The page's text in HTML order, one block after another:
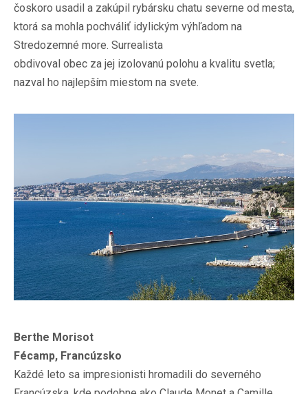
čoskoro usadil a zakúpil rybársku chatu severne od mesta,
ktorá sa mohla pochváliť idylickým výhľadom na
Stredozemné more. Surrealista
obdivoval obec za jej izolovanú polohu a kvalitu svetla;
nazval ho najlepším miestom na svete.
Berthe Morisot
Fécamp, Francúzsko
Každé leto sa impresionisti hromadili do severného